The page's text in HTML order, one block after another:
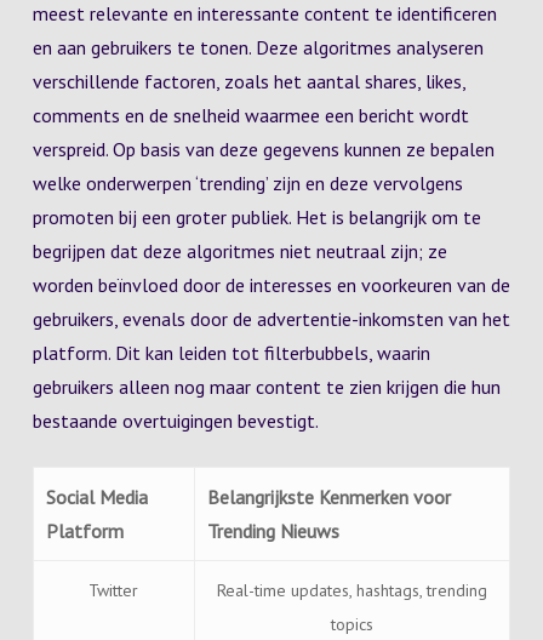
meest relevante en interessante content te identificeren
en aan gebruikers te tonen. Deze algoritmes analyseren
verschillende factoren, zoals het aantal shares, likes,
comments en de snelheid waarmee een bericht wordt
verspreid. Op basis van deze gegevens kunnen ze bepalen
welke onderwerpen ‘trending’ zijn en deze vervolgens
promoten bij een groter publiek. Het is belangrijk om te
begrijpen dat deze algoritmes niet neutraal zijn; ze
worden beïnvloed door de interesses en voorkeuren van de
gebruikers, evenals door de advertentie-inkomsten van het
platform. Dit kan leiden tot filterbubbels, waarin
gebruikers alleen nog maar content te zien krijgen die hun
bestaande overtuigingen bevestigt.
Social Media
Platform
Belangrijkste Kenmerken voor
Trending Nieuws
Twitter
Real-time updates, hashtags, trending
topics